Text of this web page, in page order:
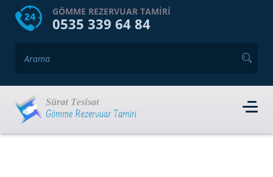
HOME HAKKIMIZDA
GÖMME REZERVUAR TAMIRI
0535 339 64 84